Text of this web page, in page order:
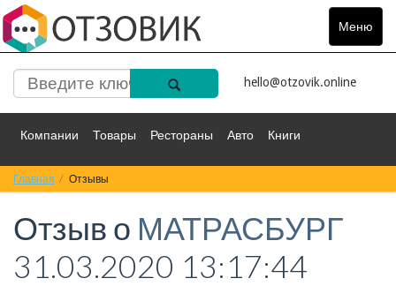
Меню
Toggle
hello@otzovik.online
Компании Товары Рестораны Авто Книги
Спорт Фильмы
Красота Здоровье Остальное
Главная Отзывы
Отзыв о МАТРАСБУРГ
31.03.2020 13:17:44